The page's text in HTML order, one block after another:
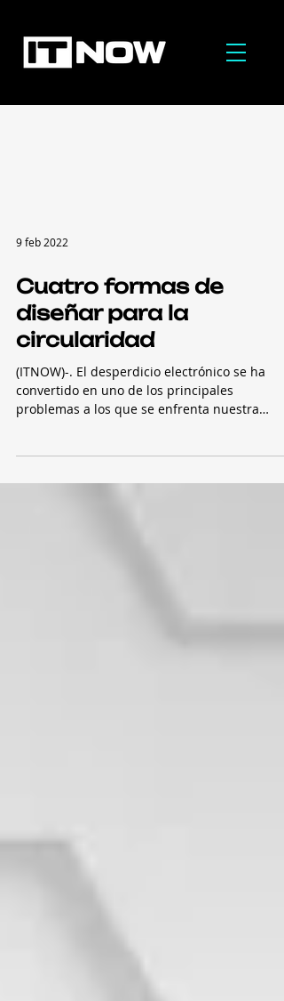
9 feb 2022
Cuatro formas de
diseñar para la
circularidad
(ITNOW)-. El desperdicio electrónico se ha
convertido en uno de los principales
problemas a los que se enfrenta nuestra